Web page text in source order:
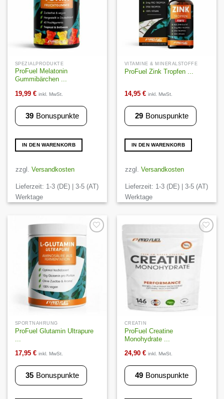
SPEZIALPRODUKTE
ProFuel Melatonin
Gummibärchen ...
19,99 € inkl. MwSt.
39 Bonuspunkte
IN DEN WARENKORB
zzgl. Versandkosten
Lieferzeit: 1-3 (DE) | 3-5 (AT)
Werktage
VITAMINE & MINERALSTOFFE
ProFuel Zink Tropfen ...
14,95 € inkl. MwSt.
29 Bonuspunkte
IN DEN WARENKORB
zzgl. Versandkosten
Lieferzeit: 1-3 (DE) | 3-5 (AT)
Werktage
Wunschliste
SPORTNAHRUNG
ProFuel Glutamin Ultrapure
...
17,95 € inkl. MwSt.
35 Bonuspunkte
Wunschliste
CREATIN
ProFuel Creatine
Monohydrate ...
24,90 € inkl. MwSt.
49 Bonuspunkte